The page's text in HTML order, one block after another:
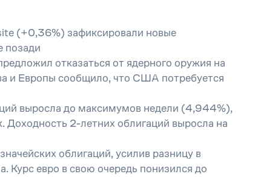
(+0,36%) зафиксировали новые
позади
отказаться от ядерного оружия на
и Европы сообщило, что США потребуется
выросла до максимумов недели (4,944%),
Доходность 2-летних облигаций выросла на
облигаций, усилив разницу в
Курс евро в свою очередь понизился до